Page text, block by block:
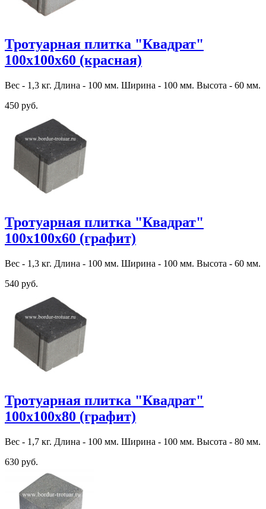
Тротуарная плитка "Квадрат"
100х100х60 (красная)
Вес - 1,3 кг. Длина - 100 мм. Ширина - 100 мм. Высота - 60 мм.
450 руб.
Тротуарная плитка "Квадрат"
100х100х60 (графит)
Вес - 1,3 кг. Длина - 100 мм. Ширина - 100 мм. Высота - 60 мм.
540 руб.
Тротуарная плитка "Квадрат"
100х100х80 (графит)
Вес - 1,7 кг. Длина - 100 мм. Ширина - 100 мм. Высота - 80 мм.
630 руб.